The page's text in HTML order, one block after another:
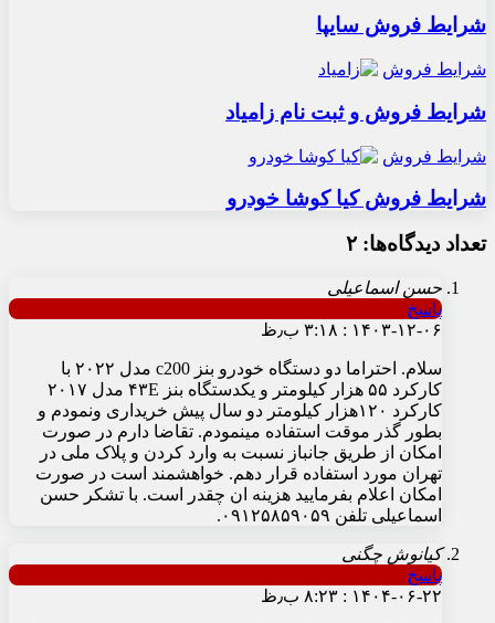
شرایط فروش سایپا
شرایط فروش
شرایط فروش و ثبت نام زامیاد
شرایط فروش
شرایط فروش کیا کوشا خودرو
تعداد دیدگاه‌ها: ۲
حسن اسماعيلى
پاسخ
۱۴۰۳-۱۲-۰۶ : ۳:۱۸ ب٫ظ
سلام. احتراما دو دستگاه خودرو بنز c200 مدل ۲۰۲۲ با
کارکرد ۵۵ هزار کیلومتر و یکدستگاه بنز ۴۳E مدل ۲۰۱۷
کارکرد ۱۲۰هزار کیلومتر دو سال پیش خریدارى ونمودم و
بطور گذر موقت استفاده مینمودم. تقاضا دارم در صورت
امکان از طریق جانباز نسبت به وارد کردن و پلاک ملى در
تهران مورد استفاده قرار دهم. خواهشمند است در صورت
امکان اعلام بفرمایید هزینه ان چقدر است. با تشکر حسن
اسماعیلى تلفن ۰۹۱۲۵۸۵۹۰۵۹.
کیانوش چگنی
پاسخ
۱۴۰۴-۰۶-۲۲ : ۸:۲۳ ب٫ظ